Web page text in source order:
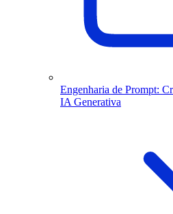
Engenharia de Prompt:
IA Generativa